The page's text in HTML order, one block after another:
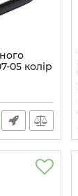
05 колір